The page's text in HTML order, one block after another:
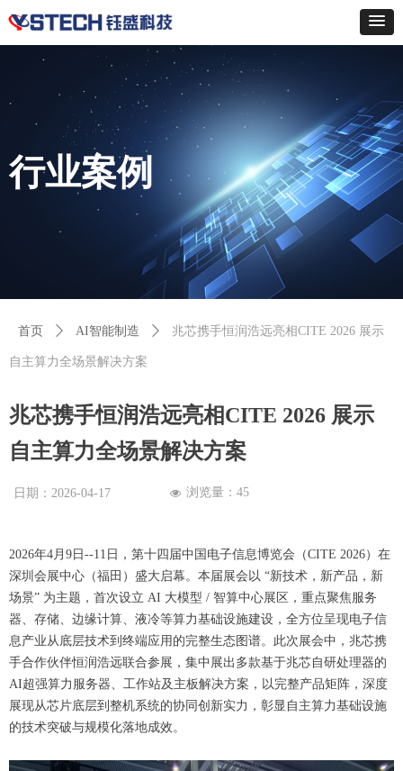
兆芯携手恒润浩远亮相CITE 2026 展示
自主算力全场景解决方案
2026年4月9日--11日，第十四届中国电子信息博览会（CITE 2026）在
深圳会展中心（福田）盛大启幕。本届展会以 “新技术，新产品，新
场景” 为主题，首次设立 AI 大模型 / 智算中心展区，重点聚焦服务
器、存储、边缘计算、液冷等算力基础设施建设，全方位呈现电子信
息产业从底层技术到终端应用的完整生态图谱。此次展会中，兆芯携
手合作伙伴恒润浩远联合参展，集中展出多款基于兆芯自研处理器的
AI超强算力服务器、工作站及主板解决方案，以完整产品矩阵，深度
展现从芯片底层到整机系统的协同创新实力，彰显自主算力基础设施
的技术突破与规模化落地成效。
首页 ꄲ AI智能制造 ꄲ 兆芯携手恒润浩远亮相CITE 2026 展示
自主算力全场景解决方案
日期： 2026-04-17 넶 浏览量： 45
行业案例